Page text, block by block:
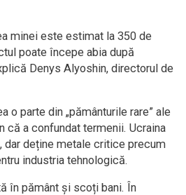
minei este estimat la 350 de
poate începe abia după
Denys Alyoshin, directorul de
o parte din „pământurile rare” ale
că a confundat termenii. Ucraina
dar deține metale critice precum
industria tehnologică.
în pământ și scoți bani. În